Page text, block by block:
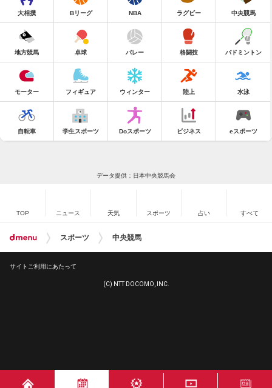
大相撲 Bリーグ NBA ラグビー 中央競馬
地方競馬 卓球 バレー 格闘技 バドミントン
モーター フィギュア ウィンター 陸上 水泳
自転車 学生スポーツ Doスポーツ ビジネス eスポーツ
データ提供：日本中央競馬会
TOP ニュース 天気 スポーツ 占い すべて
スポーツ 中央競馬
サイトご利用にあたって
(C) NTT DOCOMO, INC.